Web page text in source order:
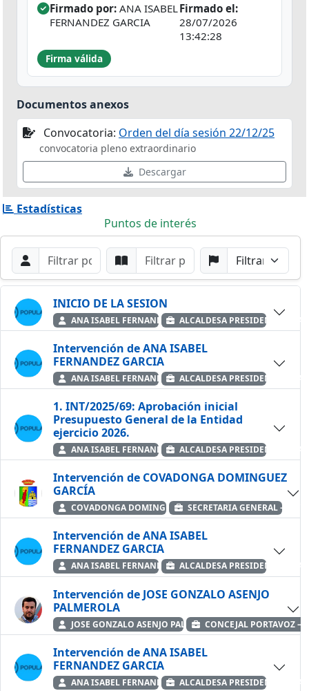
Firmado por: ANA ISABEL
FERNANDEZ GARCIA
Firmado el:
28/07/2026
13:42:28
Firma válida
Documentos anexos
Convocatoria: Orden del día sesión 22/12/25
convocatoria pleno extraordinario
Descargar
Estadísticas
Puntos de interés
Filtros de búsqueda
Buscar por OradorBuscar por Punto
Buscar por Partido
Buscar
INICIO DE LA SESION
ANA ISABEL FERNANDEZ GARCIAALCALDESA PRESIDENTE —
Intervención de ANA ISABEL
FERNANDEZ GARCIA
ANA ISABEL FERNANDEZ GARCIAALCALDESA PRESIDENTE —
1. INT/2025/69: Aprobación inicial
Presupuesto General de la Entidad
ejercicio 2026.
ANA ISABEL FERNANDEZ GARCIAALCALDESA PRESIDENTE —
Intervención de COVADONGA DOMINGUEZ
GARCÍA
COVADONGA DOMINGUEZ GARCÍASECRETARIA GENERAL —
Intervención de ANA ISABEL
FERNANDEZ GARCIA
ANA ISABEL FERNANDEZ GARCIAALCALDESA PRESIDENTE —
Intervención de JOSE GONZALO ASENJO
PALMEROLA
JOSE GONZALO ASENJO PALMEROLACONCEJAL PORTAVOZ —
Intervención de ANA ISABEL
FERNANDEZ GARCIA
ANA ISABEL FERNANDEZ GARCIAALCALDESA PRESIDENTE —